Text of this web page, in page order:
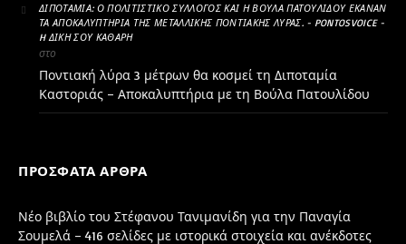
ΔΙΠΟΤΑΜΊΑ: Ο ΠΟΛΙΤΙΣΤΙΚΌ ΣΎΛΛΟΓΟΣ ΚΑΙ Η ΒΟΎΛΑ ΠΑΤΟΥΛΊΔΟΥ ΈΚΑΝΑΝ
ΤΑ ΑΠΟΚΑΛΥΠΤΉΡΙΑ ΤΗΣ ΜΕΤΑΛΛΙΚΉΣ ΠΟΝΤΙΑΚΉΣ ΛΎΡΑΣ. - PONTOSVOICE -
H ΔΙΚΉ ΣΟΥ ΚΑΘΑΡΗ
στο
Ποντιακή λύρα 3 μέτρων θα κοσμεί τη Διποταμία
Καστοριάς – Αποκαλυπτήρια με τη Βούλα Πατουλίδου
ΠΡΌΣΦΑΤΑ ΆΡΘΡΑ
Νέο βιβλίο του Στέφανου Τανιμανίδη για την Παναγία
Σουμελά – 416 σελίδες με ιστορικά στοιχεία και ανέκδοτες